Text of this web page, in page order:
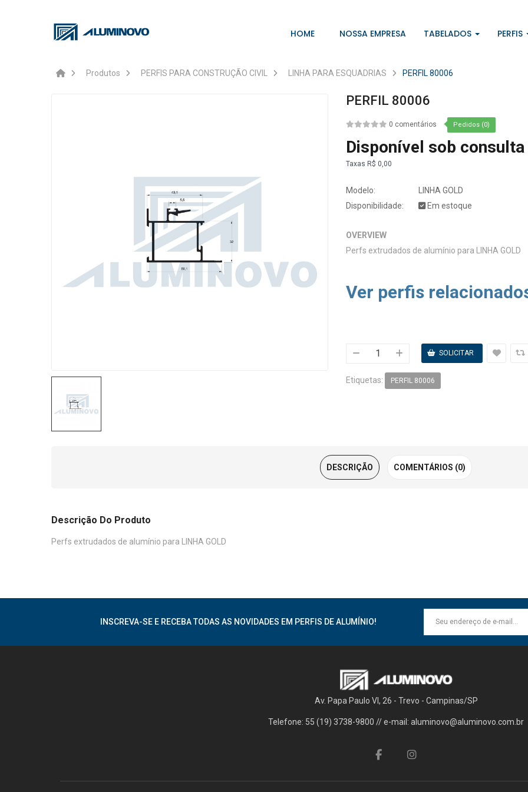
HOME NOSSA EMPRESA TABELADOS PERFIS
Produtos PERFIS PARA CONSTRUÇÃO CIVIL LINHA PARA ESQUADRIAS PERFIL 80006
PERFIL 80006
0 comentários Pedidos (0)
Disponível sob consulta
Taxas R$ 0,00
Modelo:
LINHA GOLD
Disponibilidade:
Em estoque
OVERVIEW
Perfs extrudados de alumínio para LINHA GOLD
Ver perfis
Etiquetas: PERFIL 80006
DESCRIÇÃO COMENTÁRIOS (0)
Descrição Do Produto
Perfs extrudados de alumínio para LINHA GOLD
INSCREVA-SE E RECEBA TODAS AS NOVIDADES EM PERFIS DE ALUMÍNIO!
Av. Papa Paulo VI, 26 - Trevo - Campinas/SP
Telefone: 55 (19) 3738-9800 // e-mail: aluminovo@aluminovo.com.br